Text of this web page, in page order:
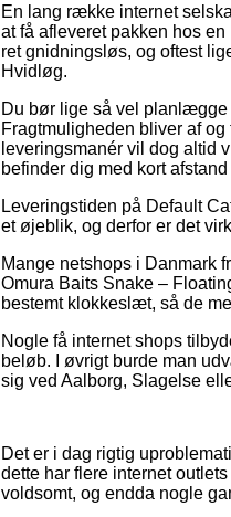
En lang række internet
at få afleveret pakken hos
ret gnidningsløs, og oftest
Hvidløg.
Du bør lige så vel planlægge
Fragtmuligheden bliver af
leveringsmanér vil dog altid
befinder dig med kort
Leveringstiden på Default
et øjeblik, og derfor er det
Mange netshops i Danmark
Omura Baits Snake –
bestemt klokkeslæt, så de
Nogle få internet shops
beløb. I øvrigt burde man
sig ved Aalborg, Slagelse
Det er i dag rigtig
dette har flere internet
voldsomt, og endda nogle